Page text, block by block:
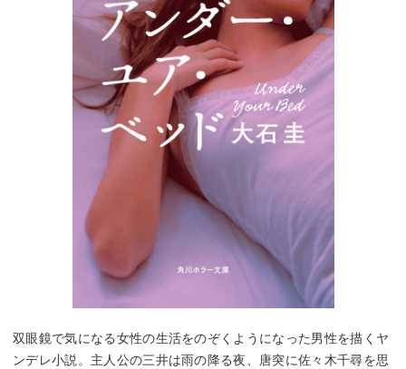
双眼鏡で気になる女性の生活をのぞくようになった男性を描くヤ
ンデレ小説。主人公の三井は雨の降る夜、唐突に佐々木千尋を思